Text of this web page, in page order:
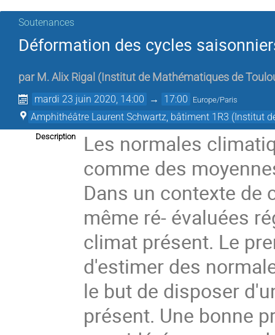
Soutenances
Déformation des cycles
par M. Alix Rigal ( Institut de Mathématiques de
mardi 23 juin 2020, 14:00 → 17:00 Europe/Paris
Amphithéâtre Laurent Schwartz, bâtiment 1R3 (Institut
Description
Les normales
comme des
Dans un contexte de
même ré- évaluées
climat présent. Le
d'estimer des
le but de disposer
présent. Une bonne